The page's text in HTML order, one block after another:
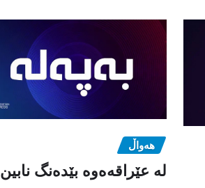
هەواڵ
لە عێراقەەوە بێدەنگ نابین